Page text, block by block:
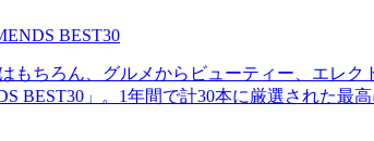
BEST30
もちろん、グルメからビューティー、エレ
BEST30」。1年間で計30本に厳選された最